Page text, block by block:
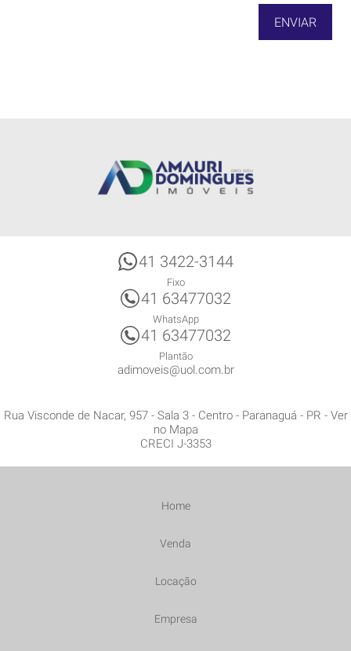
ENVIAR
41 3422-3144
Fixo
41 63477032
WhatsApp
41 63477032
Plantão
adimoveis@uol.com.br
Rua Visconde de Nacar, 957 - Sala 3- Centro - Paranaguá - PR - Ver
no Mapa
CRECI J-3353
Home
Venda
Locação
Empresa